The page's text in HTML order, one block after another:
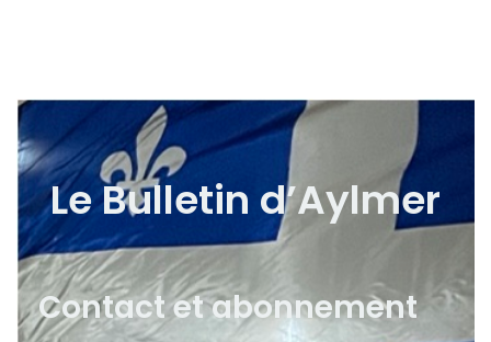
Le Bulletin d’Aylmer
Contact et abonnement